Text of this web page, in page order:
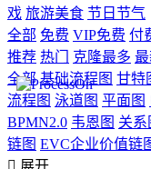
戏 旅游美食 节日节气
全部 免费 VIP免费 付
推荐 热门 克隆最多
全部 基础流程图 甘特
流程图 泳道图 平面图
BPMN2.0 韦恩图 关系
链图 EVC企业价值链
 展开